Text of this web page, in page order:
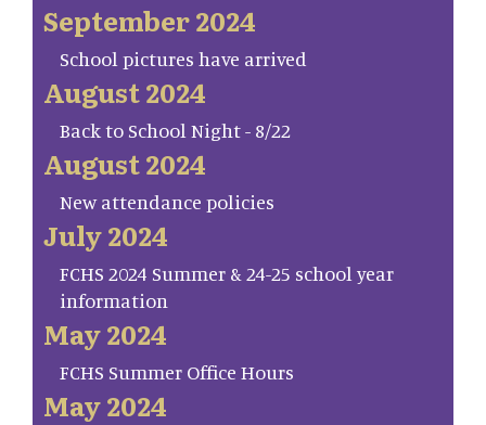
September 2024
School pictures have arrived
August 2024
Back to School Night - 8/22
August 2024
New attendance policies
July 2024
FCHS 2024 Summer & 24-25 school year
information
May 2024
FCHS Summer Office Hours
May 2024